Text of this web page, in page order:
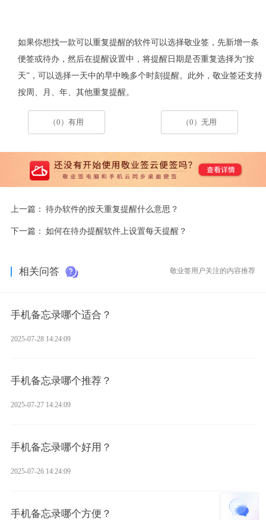
如果你想找一款可以重复提醒的软件可以选择敬业签，先新增一条
便签或待办，然后在提醒设置中，将提醒日期是否重复选择为“按
天”，可以选择一天中的早中晚多个时刻提醒。此外，敬业签还支持
按周、月、年、其他重复提醒。
（0）有用 （0）无用
上一篇： 待办软件的按天重复提醒什么意思？
下一篇： 如何在待办提醒软件上设置每天提醒？
相关问答 敬业签用户关注的内容推荐
手机备忘录哪个适合？
2025-07-28 14:24:09
手机备忘录哪个推荐？
2025-07-27 14:24:09
手机备忘录哪个好用？
2025-07-26 14:24:09
手机备忘录哪个方便？